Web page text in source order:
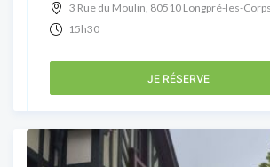
3 Rue du Moulin, 80510 Longpré-les-
15h30
JE RÉSERVE